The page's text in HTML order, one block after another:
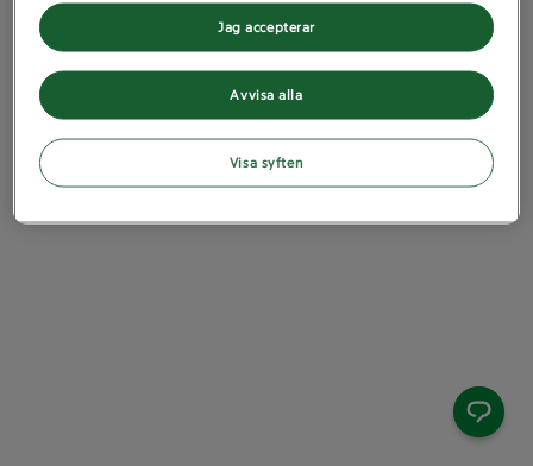
Avvisa alla
Jag accepterar
Visa syften